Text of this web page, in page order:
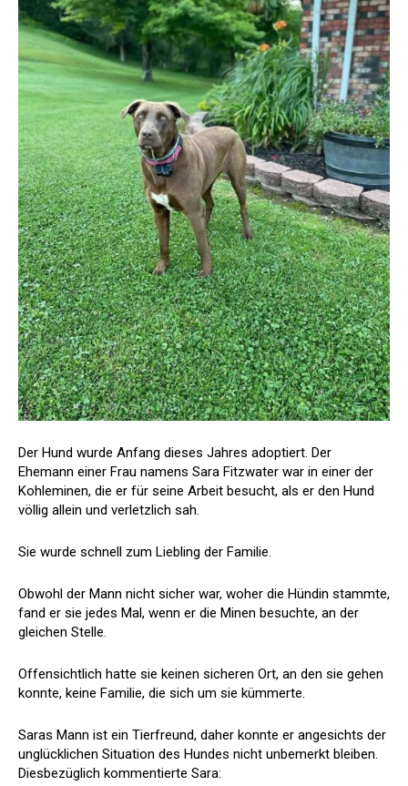
Der Hund wurde Anfang dieses Jahres adoptiert. Der
Ehemann einer Frau namens Sara Fitzwater war in einer der
Kohleminen, die er für seine Arbeit besucht, als er den Hund
völlig allein und verletzlich sah.
Sie wurde schnell zum Liebling der Familie.
Obwohl der Mann nicht sicher war, woher die Hündin stammte,
fand er sie jedes Mal, wenn er die Minen besuchte, an der
gleichen Stelle.
Offensichtlich hatte sie keinen sicheren Ort, an den sie gehen
konnte, keine Familie, die sich um sie kümmerte.
Saras Mann ist ein Tierfreund, daher konnte er angesichts der
unglücklichen Situation des Hundes nicht unbemerkt bleiben.
Diesbezüglich kommentierte Sara: